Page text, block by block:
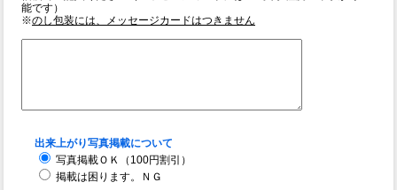
能です）
※のし包装には、メッセージカードはつきません
出来上がり写真掲載について
写真掲載ＯＫ（100円割引）
掲載は困ります。ＮＧ